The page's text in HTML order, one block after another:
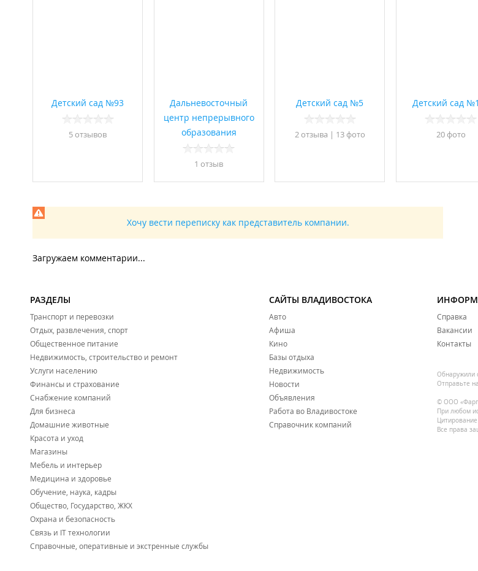
Детский сад №93
5 отзывов
Дальневосточный
центр непрерывного
образования
1 отзыв
Детский сад №5
2 отзывa | 13 фото
Детский сад
20 фото
Хочу вести переписку как представитель компании.
Загружаем комментарии...
РАЗДЕЛЫ
Транспорт и перевозки
Отдых, развлечения, спорт
Общественное питание
Недвижимость, строительство и ремонт
Услуги населению
Финансы и страхование
Снабжение компаний
Для бизнеса
Домашние животные
Красота и уход
Магазины
Мебель и интерьер
Медицина и здоровье
Обучение, наука, кадры
Общество, Государство, ЖКХ
Охрана и безопасность
Связь и IT технологии
Справочные, оперативные и экстренные службы
САЙТЫ ВЛАДИВОСТОКА
Авто
Афиша
Кино
Базы отдыха
Недвижимость
Новости
Объявления
Работа во Владивостоке
Справочник компаний
Справка
Вакансии
Контакты
Обнаружили
Отправьте
© ООО
При любом
Все права